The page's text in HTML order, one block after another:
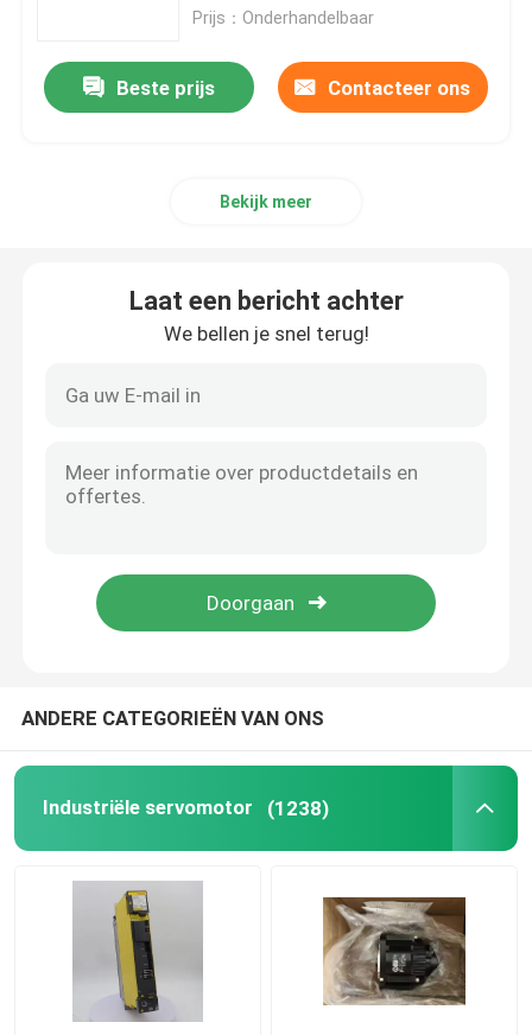
Overtollige Voedingmodule
De digitale Module van I O
Veranderlijke Frequentieomschakelaar
PLC Programmeerbaar Logicacontrolemechanisme
Prijs：Onderhandelbaar
Beste prijs Contacteer ons
Bekijk meer
Laat een bericht achter
We bellen je snel terug!
ANDERE CATEGORIEËN VAN ONS
Industriële servomotor (1238)